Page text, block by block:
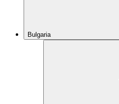
Bulgaria